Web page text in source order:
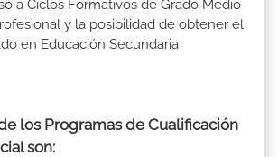
a Ciclos Formativos de Grado Medio
y la posibilidad de obtener el
en Educación Secundaria
los Programas de Cualificación
son: